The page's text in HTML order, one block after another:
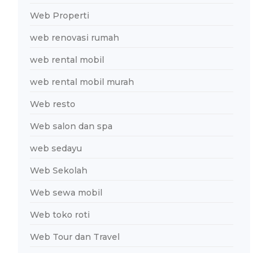
Web Properti
web renovasi rumah
web rental mobil
web rental mobil murah
Web resto
Web salon dan spa
web sedayu
Web Sekolah
Web sewa mobil
Web toko roti
Web Tour dan Travel